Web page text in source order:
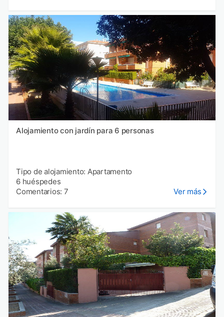
Alojamiento con jardín para 6 personas
Tipo de alojamiento: Apartamento
6 huéspedes
Comentarios: 7
Ver más